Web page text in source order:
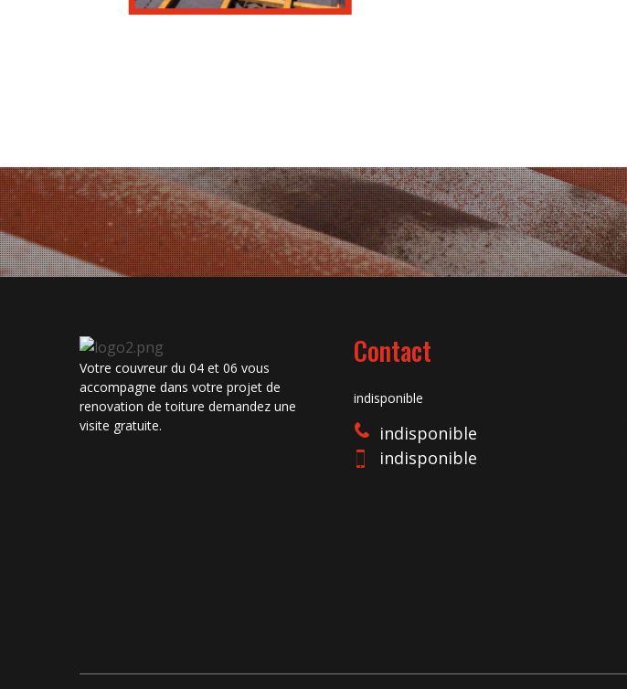
Votre couvreur du 04 et 06 vous
accompagne dans votre projet de
renovation de toiture demandez une
visite gratuite.
Contact
indisponible
indisponible
indisponible